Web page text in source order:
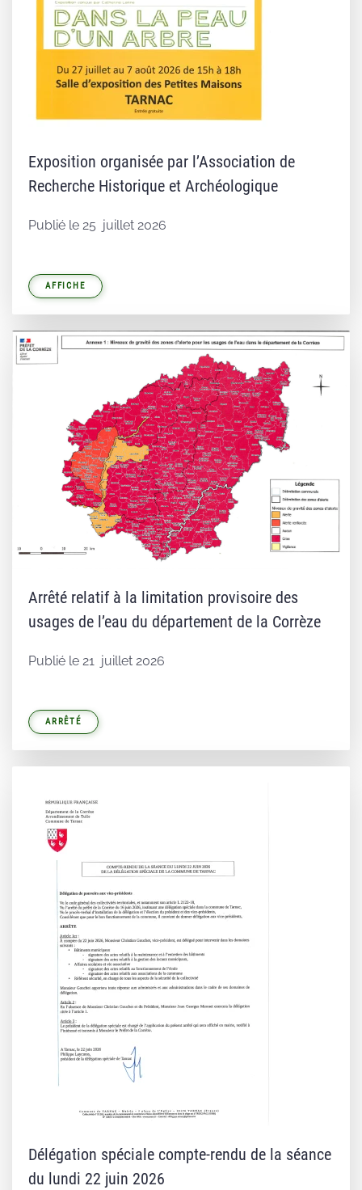
Exposition organisée par l’Association de
Recherche Historique et Archéologique
Publié le 25 juillet 2026
AFFICHE
Arrêté relatif à la limitation provisoire des
usages de l’eau du département de la Corrèze
Publié le 21 juillet 2026
ARRÊTÉ
Délégation spéciale compte-rendu de la séance
du lundi 22 juin 2026